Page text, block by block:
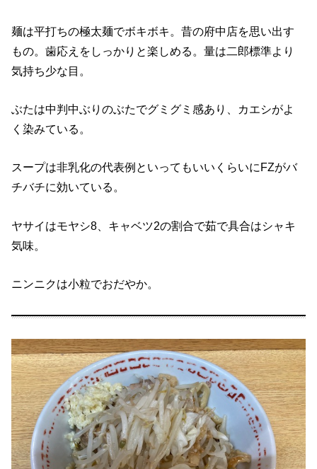
麺は平打ちの極太麺でボキボキ。昔の府中店を思い出す
もの。歯応えをしっかりと楽しめる。量は二郎標準より
気持ち少な目。
ぶたは中判中ぶりのぶたでグミグミ感あり、カエシがよ
く染みている。
スープは非乳化の代表例といってもいいくらいにFZがバ
チバチに効いている。
ヤサイはモヤシ8、キャベツ2の割合で茹で具合はシャキ
気味。
ニンニクは小粒でおだやか。